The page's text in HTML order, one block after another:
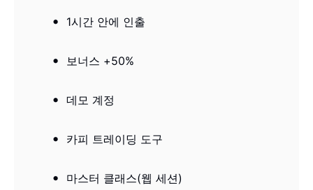
1시간 안에 인출
보너스 +50%
데모 계정
카피 트레이딩 도구
마스터 클래스(웹 세션)